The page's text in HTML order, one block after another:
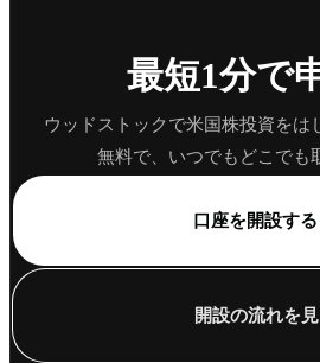
最短1分で
ウッドストックで米国株投資をは
無料で、いつでもどこでも
口座を開設する
開設の流れを